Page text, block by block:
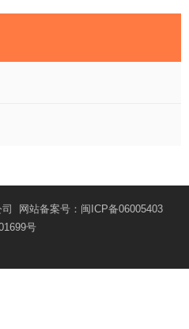
网站备案号： 闽ICP备06005403
号